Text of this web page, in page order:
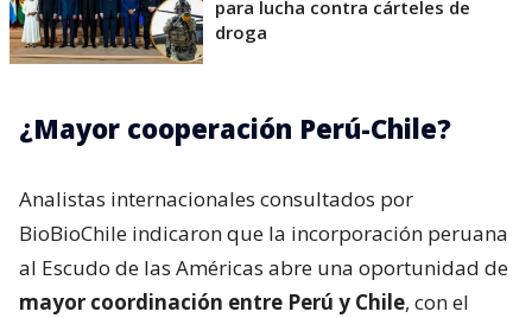
para lucha contra cárteles de
droga
¿Mayor cooperación Perú-Chile?
Analistas internacionales consultados por
BioBioChile indicaron que la incorporación peruana
al Escudo de las Américas abre una oportunidad de
mayor coordinación entre Perú y Chile, con el